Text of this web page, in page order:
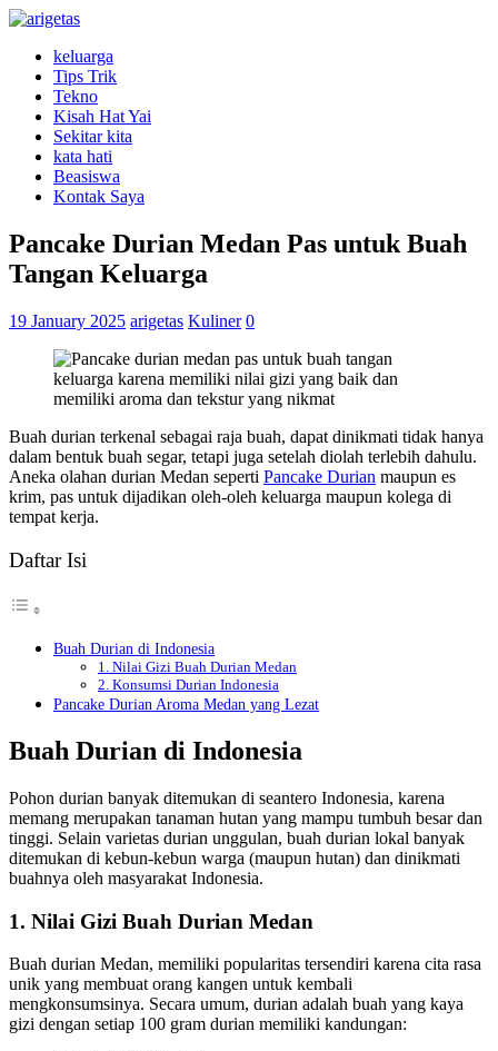
keluarga
Tips Trik
Tekno
Kisah Hat Yai
Sekitar kita
kata hati
Beasiswa
Kontak Saya
Pancake Durian Medan Pas untuk Buah
Tangan Keluarga
19 January 2025 arigetas Kuliner 0
Buah durian terkenal sebagai raja buah, dapat dinikmati tidak hanya
dalam bentuk buah segar, tetapi juga setelah diolah terlebih dahulu.
Aneka olahan durian Medan seperti Pancake Durian maupun es
krim, pas untuk dijadikan oleh-oleh keluarga maupun kolega di
tempat kerja.
Daftar Isi
Buah Durian di Indonesia
1. Nilai Gizi Buah Durian Medan
2. Konsumsi Durian Indonesia
Pancake Durian Aroma Medan yang Lezat
Buah Durian di Indonesia
Pohon durian banyak ditemukan di seantero Indonesia, karena
memang merupakan tanaman hutan yang mampu tumbuh besar dan
tinggi. Selain varietas durian unggulan, buah durian lokal banyak
ditemukan di kebun-kebun warga (maupun hutan) dan dinikmati
buahnya oleh masyarakat Indonesia.
1. Nilai Gizi Buah Durian Medan
Buah durian Medan, memiliki popularitas tersendiri karena cita rasa
unik yang membuat orang kangen untuk kembali
mengkonsumsinya. Secara umum, durian adalah buah yang kaya
gizi dengan setiap 100 gram durian memiliki kandungan: